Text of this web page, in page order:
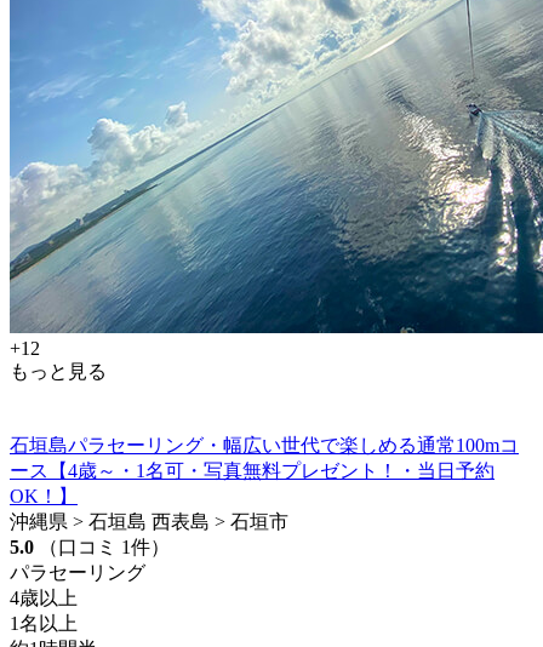
+12
もっと見る
石垣島パラセーリング・幅広い世代で楽しめる通常100mコ
ース【4歳～・1名可・写真無料プレゼント！・当日予約
OK！】
沖縄県 > 石垣島 西表島 > 石垣市
5.0
（口コミ 1件）
パラセーリング
4歳以上
1名以上